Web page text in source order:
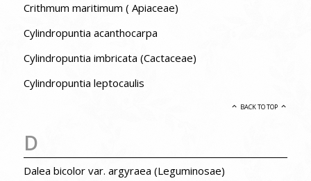
Crithmum maritimum ( Apiaceae)
Cylindropuntia acanthocarpa
Cylindropuntia imbricata (Cactaceae)
Cylindropuntia leptocaulis
BACK TO TOP
D
Dalea bicolor var. argyraea (Leguminosae)